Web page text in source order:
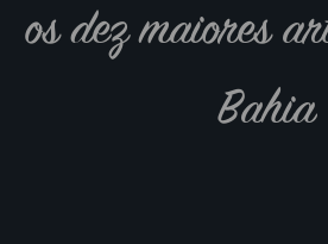
os dez maiores
Bahia